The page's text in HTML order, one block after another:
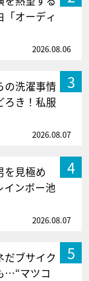
「オーディ
2026.08.06
3
の洗濯事情
ろき！私服
2026.08.07
4
を見極め
インボー池
2026.08.07
5
だブサイク
…“マツコ